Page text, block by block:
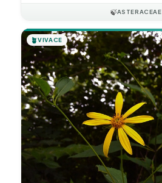
🍃ASTERACEAE
🪴VIVACE